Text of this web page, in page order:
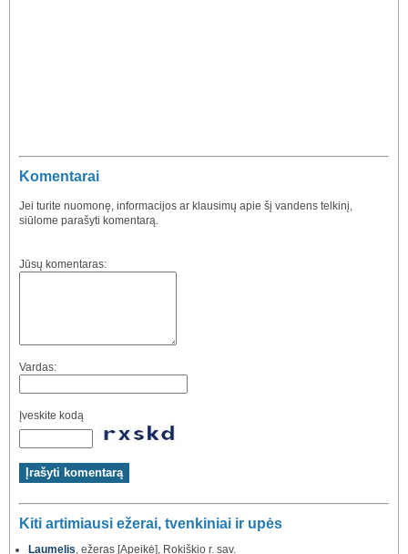
Komentarai
Jei turite nuomonę, informacijos ar klausimų apie šį vandens telkinį,
siūlome parašyti komentarą.
Jūsų komentaras:
Vardas:
Įveskite kodą
Kiti artimiausi ežerai, tvenkiniai ir upės
Laumelis, ežeras [Apeikė], Rokiškio r. sav.